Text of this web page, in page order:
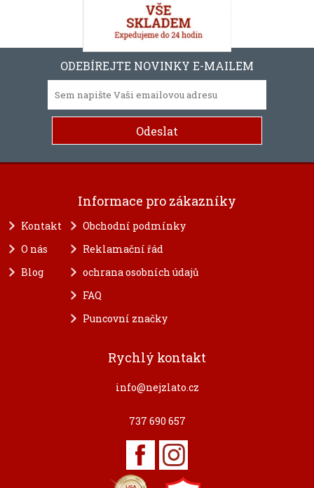
ODEBÍREJTE NOVINKY E-MAILEM
Informace pro zákazníky
Kontakt
O nás
Blog
Obchodní podmínky
Reklamační řád
ochrana osobních údajů
FAQ
Puncovní značky
Rychlý kontakt
info@nejzlato.cz
737 690 657